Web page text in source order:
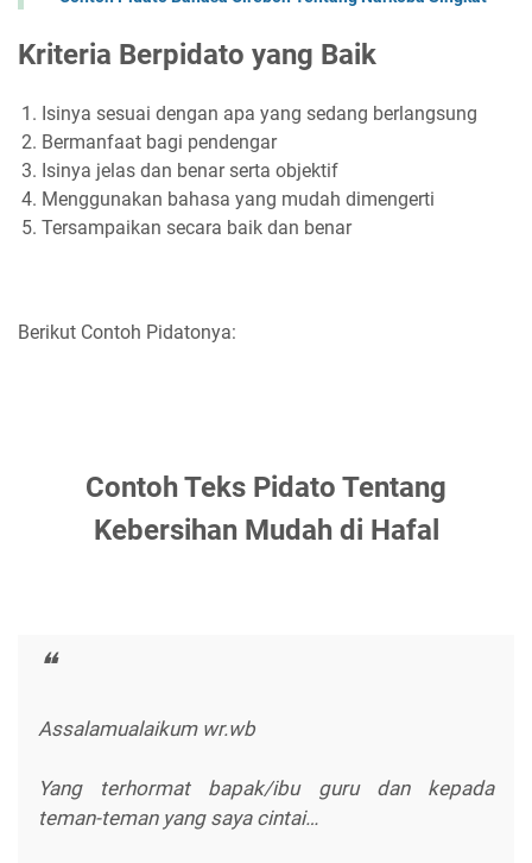
Kriteria Berpidato yang Baik
Isinya sesuai dengan apa yang sedang berlangsung
Bermanfaat bagi pendengar
Isinya jelas dan benar serta objektif
Menggunakan bahasa yang mudah dimengerti
Tersampaikan secara baik dan benar
Berikut Contoh Pidatonya:
Contoh Teks Pidato Tentang
Kebersihan Mudah di Hafal
Assalamualaikum wr.wb
Yang terhormat bapak/ibu guru dan kepada
teman-teman yang saya cintai…